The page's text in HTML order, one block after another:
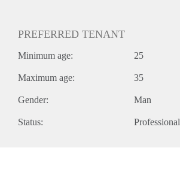
PREFERRED TENANT
Minimum age: 25
Maximum age: 35
Gender: Man
Status: Professional